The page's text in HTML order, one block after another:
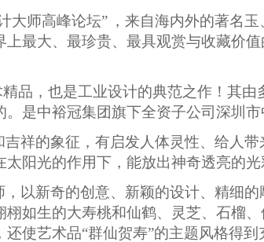
大师高峰论坛” ，来自海内外的著名
最大、最珍贵、最具观赏与收藏价
品，也是工业设计的典范之作！其
是中裕冠集团旗下全资子公司深圳
祥的象征，有启发人体灵性、给人
阳光的作用下，能放出神奇透亮的
以新奇的创意、新颖的设计、精细
如生的大寿桃和仙鹤、灵芝、石榴
使艺术品“群仙贺寿”的主题风格得